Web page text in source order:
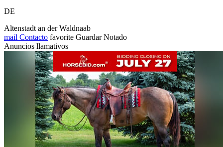
DE
Altenstadt an der Waldnaab
mail Contacto favorite Guardar Notado
Anuncios llamativos